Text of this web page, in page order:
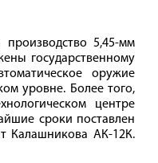
производство 5,45-мм
государственному
оружие
уровне. Более того,
центре
сроки поставлен
Калашникова АК-12К.